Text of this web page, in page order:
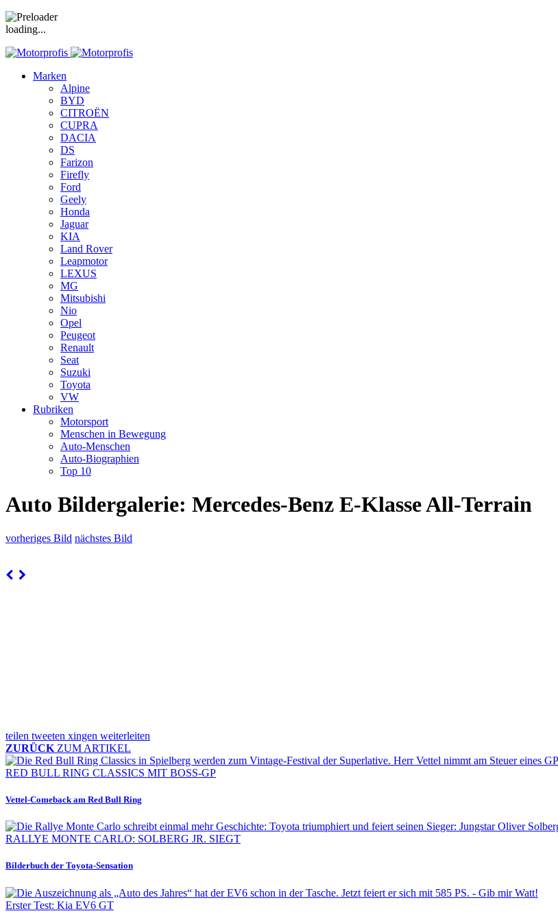
loading...
Marken
Alpine
BYD
CITROËN
CUPRA
DACIA
DS
Farizon
Firefly
Ford
Geely
Honda
Jaguar
KIA
Land Rover
Leapmotor
LEXUS
MG
Mitsubishi
Nio
Opel
Peugeot
Renault
Seat
Suzuki
Toyota
VW
Rubriken
Motorsport
Menschen in Bewegung
Auto-Menschen
Auto-Biographien
Top 10
Auto Bildergalerie: Mercedes-Benz E-Klasse All-Terrain
vorheriges Bild nächstes Bild
teilen tweeten xingen weiterleiten
ZURÜCK ZUM ARTIKEL
RED BULL RING CLASSICS MIT BOSS-GP
Vettel-Comeback am Red Bull Ring
RALLYE MONTE CARLO: SOLBERG JR. SIEGT
Bilderbuch der Toyota-Sensation
Erster Test: Kia EV6 GT